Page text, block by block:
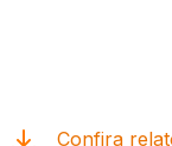
Confira